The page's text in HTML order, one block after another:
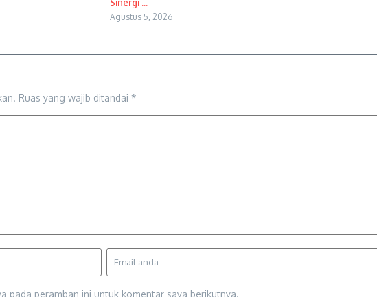
Agustus 5, 2026
Ruas yang wajib ditandai *
pada peramban ini untuk komentar saya berikutnya.